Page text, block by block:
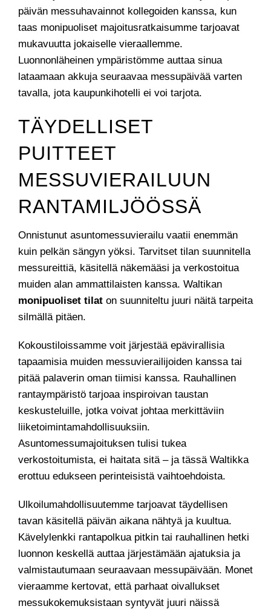
päivän messuhavainnot kollegoiden kanssa, kun
taas monipuoliset majoitusratkaisumme tarjoavat
mukavuutta jokaiselle vieraallemme.
Luonnonläheinen ympäristömme auttaa sinua
lataamaan akkuja seuraavaa messupäivää varten
tavalla, jota kaupunkihotelli ei voi tarjota.
TÄYDELLISET
PUITTEET
MESSUVIERAILUUN
RANTAMILJÖÖSSÄ
Onnistunut asuntomessuvierailu vaatii enemmän
kuin pelkän sängyn yöksi. Tarvitset tilan suunnitella
messureittiä, käsitellä näkemääsi ja verkostoitua
muiden alan ammattilaisten kanssa. Waltikan
monipuoliset tilat on suunniteltu juuri näitä tarpeita
silmällä pitäen.
Kokoustiloissamme voit järjestää epävirallisia
tapaamisia muiden messuvierailijoiden kanssa tai
pitää palaverin oman tiimisi kanssa. Rauhallinen
rantaympäristö tarjoaa inspiroivan taustan
keskusteluille, jotka voivat johtaa merkittäviin
liiketoimintamahdollisuuksiin.
Asuntomessumajoituksen tulisi tukea
verkostoitumista, ei haitata sitä – ja tässä Waltikka
erottuu edukseen perinteisistä vaihtoehdoista.
Ulkoilumahdollisuutemme tarjoavat täydellisen
tavan käsitellä päivän aikana nähtyä ja kuultua.
Kävelylenkki rantapolkua pitkin tai rauhallinen hetki
luonnon keskellä auttaa järjestämään ajatuksia ja
valmistautumaan seuraavaan messupäivään. Monet
vieraamme kertovat, että parhaat oivallukset
messukokemuksistaan syntyvät juuri näissä